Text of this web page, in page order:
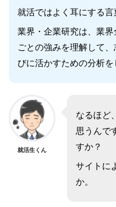
就活ではよく耳にする言
業界・企業研究は、業
ごとの強みを理解して
びに活かすための分析を
就活生くん
なるほど
思うんで
すか？
サイトに
か。